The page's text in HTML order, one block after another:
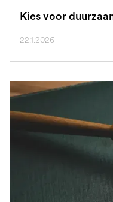
Kies voor
22.1.2026